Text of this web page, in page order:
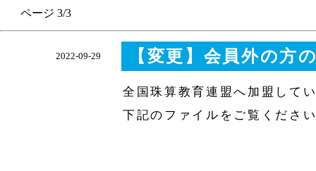
ページ 3/3
2022-09-29 【変更】会員外の方
全国珠算教育連盟へ加盟して
下記のファイルをご覧くださ